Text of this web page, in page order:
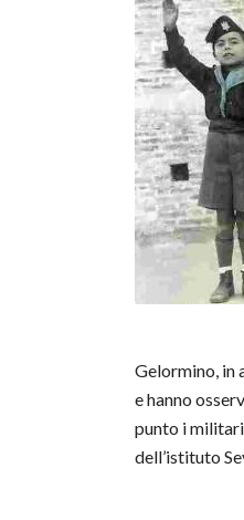
Gelormino, in
e hanno
punto i
dell’istituto